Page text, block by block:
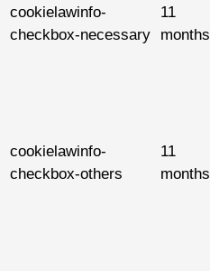
cookielawinfo-
checkbox-necessary
11
months
cookielawinfo-
checkbox-others
11
months